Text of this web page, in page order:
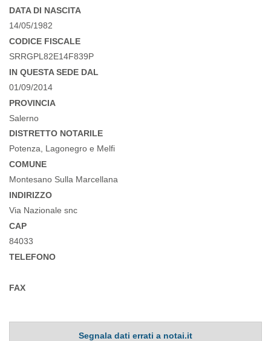
DATA DI NASCITA
14/05/1982
CODICE FISCALE
SRRGPL82E14F839P
IN QUESTA SEDE DAL
01/09/2014
PROVINCIA
Salerno
DISTRETTO NOTARILE
Potenza, Lagonegro e Melfi
COMUNE
Montesano Sulla Marcellana
INDIRIZZO
Via Nazionale snc
CAP
84033
TELEFONO
FAX
Segnala dati errati a notai.it